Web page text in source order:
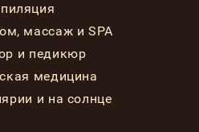
массаж и SPA
и педикюр
медицина
и на солнце